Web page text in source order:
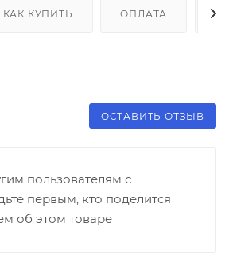
КАК КУПИТЬ ОПЛАТА
ОСТАВИТЬ ОТЗЫВ
пользователям с
первым, кто поделится
об этом товаре